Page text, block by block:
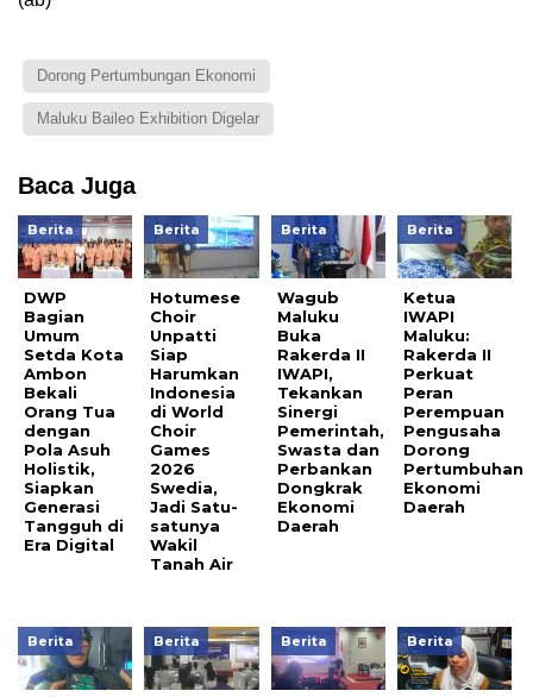
Dorong Pertumbungan Ekonomi
Maluku Baileo Exhibition Digelar
Baca Juga
Berita
DWP
Bagian
Umum
Setda Kota
Ambon
Bekali
Orang Tua
dengan
Pola Asuh
Holistik,
Siapkan
Generasi
Tangguh di
Era Digital
Berita
Hotumese
Choir
Unpatti
Siap
Harumkan
Indonesia
di World
Choir
Games
2026
Swedia,
Jadi Satu-
satunya
Wakil
Tanah Air
Berita
Wagub
Maluku
Buka
Rakerda II
IWAPI,
Tekankan
Sinergi
Pemerintah,
Swasta dan
Perbankan
Dongkrak
Ekonomi
Daerah
Berita
Ketua
IWAPI
Maluku:
Rakerda II
Perkuat
Peran
Perempuan
Pengusaha
Dorong
Pertumbuhan
Ekonomi
Daerah
Berita Berita Berita Berita